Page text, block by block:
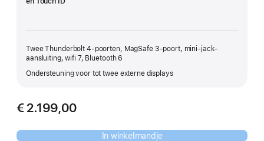
Twee Thunderbolt 4-poorten, MagSafe 3-poort, mini‑jack-
aansluiting, wifi 7, Bluetooth 6
Ondersteuning voor tot twee externe displays
€ 2.199,00
In winkelmandje